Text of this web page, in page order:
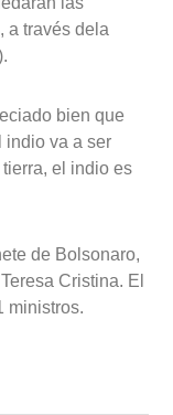
a través dela
bien que
indio va a ser
el indio es
de Bolsonaro,
Cristina. El
ministros.